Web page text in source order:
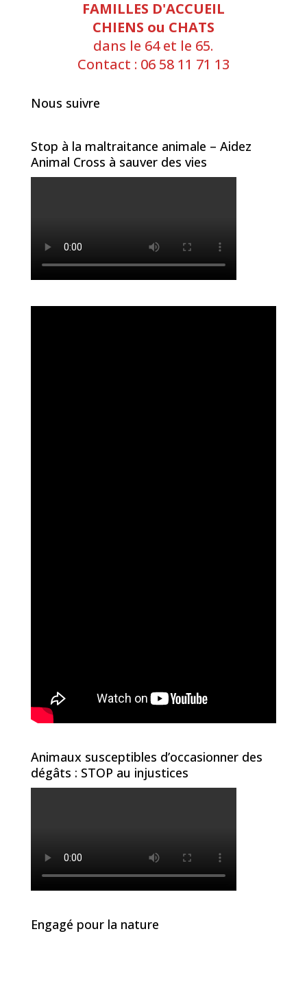
FAMILLES D'ACCUEIL
CHIENS ou CHATS
dans le 64 et le 65.
Contact : 06 58 11 71 13
Nous suivre
Stop à la maltraitance animale – Aidez
Animal Cross à sauver des vies
Animaux susceptibles d’occasionner des
dégâts : STOP au injustices
Engagé pour la nature